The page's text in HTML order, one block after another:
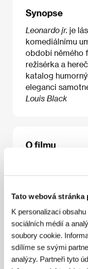
Tato webová stránka
K personalizaci
sociálních médií a
soubory cookie.
sdílíme se svými
analýzy. Partneři tyto
Synopse
Leonardo jr. je
komediálnímu
období němého
režisérka a
katalog
eleganci
Louis Black
O filmu
Oshatz, Sara
Producent Lorrie
Oshatz, Sara
Productions
www:http://